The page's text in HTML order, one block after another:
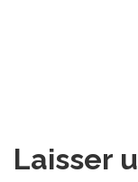
Laisser